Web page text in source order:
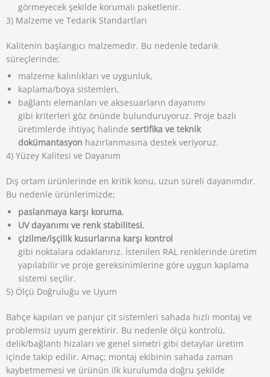
görmeyecek şekilde korumalı paketlenir.
3) Malzeme ve Tedarik Standartları
Kalitenin başlangıcı malzemedir. Bu nedenle tedarik
süreçlerinde;
malzeme kalınlıkları ve uygunluk,
kaplama/boya sistemleri,
bağlantı elemanları ve aksesuarların dayanımı
gibi kriterleri göz önünde bulunduruyoruz. Proje bazlı
üretimlerde ihtiyaç halinde sertifika ve teknik
dokümantasyon hazırlanmasına destek veriyoruz.
4) Yüzey Kalitesi ve Dayanım
Dış ortam ürünlerinde en kritik konu, uzun süreli dayanımdır.
Bu nedenle ürünlerimizde;
paslanmaya karşı koruma,
UV dayanımı ve renk stabilitesi,
çizilme/işçilik kusurlarına karşı kontrol
gibi noktalara odaklanırız. İstenilen RAL renklerinde üretim
yapılabilir ve proje gereksinimlerine göre uygun kaplama
sistemi seçilir.
5) Ölçü Doğruluğu ve Uyum
Bahçe kapıları ve panjur çit sistemleri sahada hızlı montaj ve
problemsiz uyum gerektirir. Bu nedenle ölçü kontrolü,
delik/bağlantı hizaları ve genel simetri gibi detaylar üretim
içinde takip edilir. Amaç; montaj ekibinin sahada zaman
kaybetmemesi ve ürünün ilk kurulumda doğru şekilde